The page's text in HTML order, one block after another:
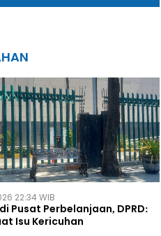
22:34 WIB
Pusat Perbelanjaan, DPRD:
Isu Kericuhan